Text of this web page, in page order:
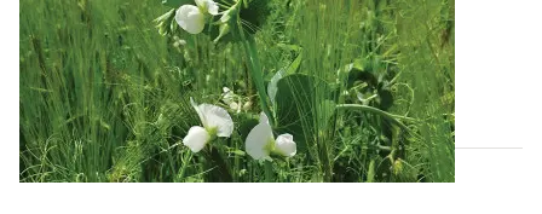
Les associations de céréales et de protéagineux
rencontrent un vif succès en mode de...
03 SEPT. 2020